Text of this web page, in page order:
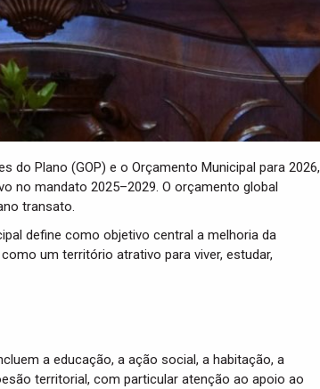
do Plano (GOP) e o Orçamento Municipal para 2026,
no mandato 2025–2029. O orçamento global
transato.
define como objetivo central a melhoria da
um território atrativo para viver, estudar,
a educação, a ação social, a habitação, a
territorial, com particular atenção ao apoio ao